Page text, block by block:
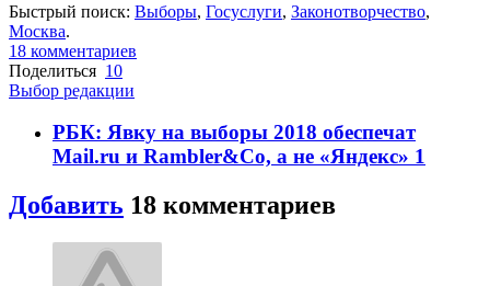
Быстрый поиск: Выборы, Госуслуги, Законотворчество,
Москва.
18 комментариев
Поделиться 10
Выбор редакции
РБК: Явку на выборы 2018 обеспечат
Mail.ru и Rambler&Co, а не «Яндекс» 1
Добавить 18 комментариев